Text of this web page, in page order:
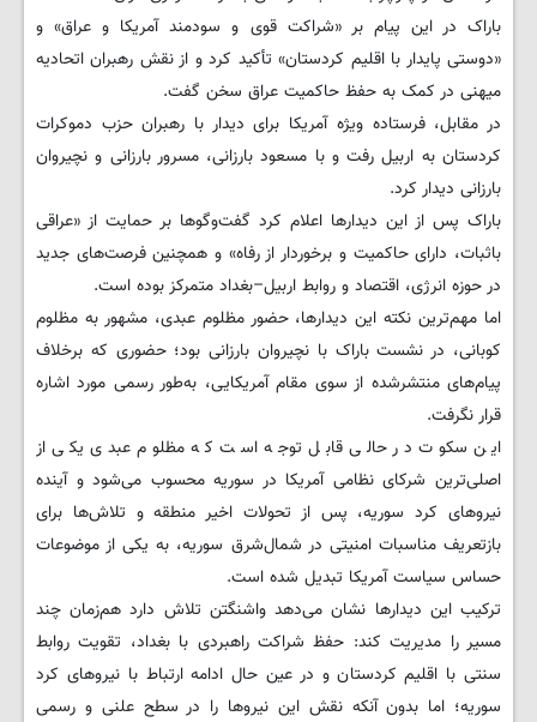
باراک در این پیام بر «شراکت قوی و سودمند آمریکا و عراق» و
«دوستی پایدار با اقلیم کردستان» تأکید کرد و از نقش رهبران اتحادیه
میهنی در کمک به حفظ حاکمیت عراق سخن گفت.
در مقابل، فرستاده ویژه آمریکا برای دیدار با رهبران حزب دموکرات
کردستان به اربیل رفت و با مسعود بارزانی، مسرور بارزانی و نچیروان
بارزانی دیدار کرد.
باراک پس از این دیدارها اعلام کرد گفت‌وگوها بر حمایت از «عراقی
باثبات، دارای حاکمیت و برخوردار از رفاه» و همچنین فرصت‌های جدید
در حوزه انرژی، اقتصاد و روابط اربیل–بغداد متمرکز بوده است.
اما مهم‌ترین نکته این دیدارها، حضور مظلوم عبدی، مشهور به مظلوم
کوبانی، در نشست باراک با نچیروان بارزانی بود؛ حضوری که برخلاف
پیام‌های منتشرشده از سوی مقام آمریکایی، به‌طور رسمی مورد اشاره
قرار نگرفت.
این سکوت در حالی قابل توجه است که مظلوم عبدی یکی از
اصلی‌ترین شرکای نظامی آمریکا در سوریه محسوب می‌شود و آینده
نیروهای کرد سوریه، پس از تحولات اخیر منطقه و تلاش‌ها برای
بازتعریف مناسبات امنیتی در شمال‌شرق سوریه، به یکی از موضوعات
حساس سیاست آمریکا تبدیل شده است.
ترکیب این دیدارها نشان می‌دهد واشنگتن تلاش دارد هم‌زمان چند
مسیر را مدیریت کند: حفظ شراکت راهبردی با بغداد، تقویت روابط
سنتی با اقلیم کردستان و در عین حال ادامه ارتباط با نیروهای کرد
سوریه؛ اما بدون آنکه نقش این نیروها را در سطح علنی و رسمی